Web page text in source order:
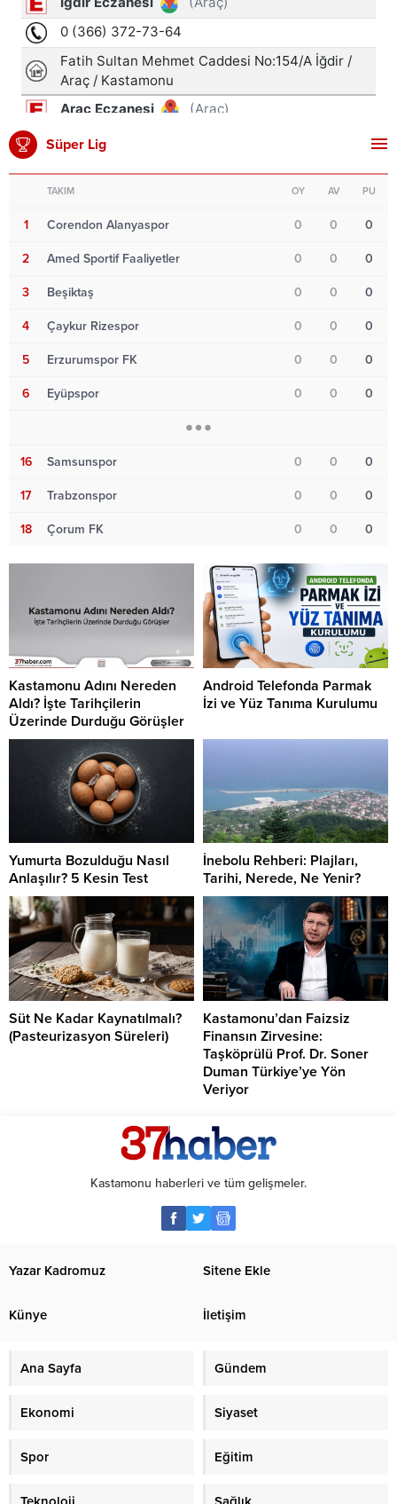
Süper Lig
TAKIM OY AV PU
1 Corendon Alanyaspor 0 0 0
2 Amed Sportif Faaliyetler 0 0 0
3 Beşiktaş 0 0 0
4 Çaykur Rizespor 0 0 0
5 Erzurumspor FK 0 0 0
6 Eyüpspor 0 0 0
16 Samsunspor 0 0 0
17 Trabzonspor 0 0 0
18 Çorum FK 0 0 0
Kastamonu Adını Nereden
Aldı? İşte Tarihçilerin
Üzerinde Durduğu Görüşler
Android Telefonda Parmak
İzi ve Yüz Tanıma Kurulumu
Yumurta Bozulduğu Nasıl
Anlaşılır? 5 Kesin Test
İnebolu Rehberi: Plajları,
Tarihi, Nerede, Ne Yenir?
Süt Ne Kadar Kaynatılmalı?
(Pasteurizasyon Süreleri)
Kastamonu’dan Faizsiz
Finansın Zirvesine:
Taşköprülü Prof. Dr. Soner
Duman Türkiye’ye Yön
Veriyor
Kastamonu haberleri ve tüm gelişmeler.
Yazar Kadromuz Sitene Ekle
Künye İletişim
Ana Sayfa Gündem
Ekonomi Siyaset
Spor Eğitim